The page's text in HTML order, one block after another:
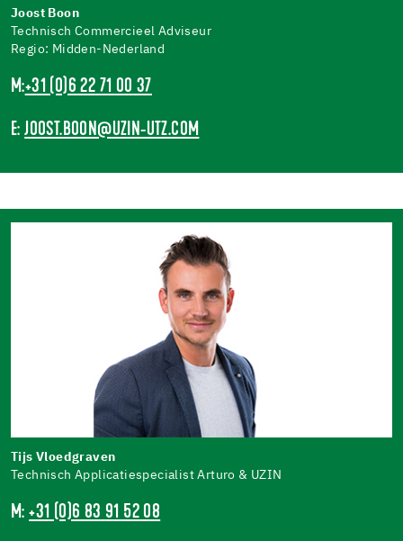
Joost Boon
Technisch Commercieel Adviseur
Regio: Midden-Nederland
M:+31 (0)6 22 71 00 37
E:JOOST.BOON@UZIN-UTZ.COM
Tijs Vloedgraven
Technisch Applicatiespecialist Arturo & UZIN
M:+31 (0)6 83 91 52 08